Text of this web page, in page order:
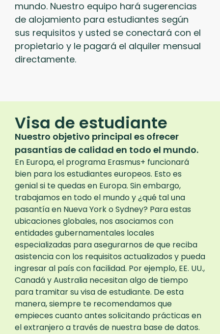
mundo. Nuestro equipo hará sugerencias
de alojamiento para estudiantes según
sus requisitos y usted se conectará con el
propietario y le pagará el alquiler mensual
directamente.
Visa de estudiante
Nuestro objetivo principal es ofrecer
pasantías de calidad en todo el mundo.
En Europa, el programa Erasmus+ funcionará
bien para los estudiantes europeos. Esto es
genial si te quedas en Europa. Sin embargo,
trabajamos en todo el mundo y ¿qué tal una
pasantía en Nueva York o Sydney? Para estas
ubicaciones globales, nos asociamos con
entidades gubernamentales locales
especializadas para asegurarnos de que reciba
asistencia con los requisitos actualizados y pueda
ingresar al país con facilidad. Por ejemplo, EE. UU.,
Canadá y Australia necesitan algo de tiempo
para tramitar su visa de estudiante. De esta
manera, siempre te recomendamos que
empieces cuanto antes solicitando prácticas en
el extranjero a través de nuestra base de datos.